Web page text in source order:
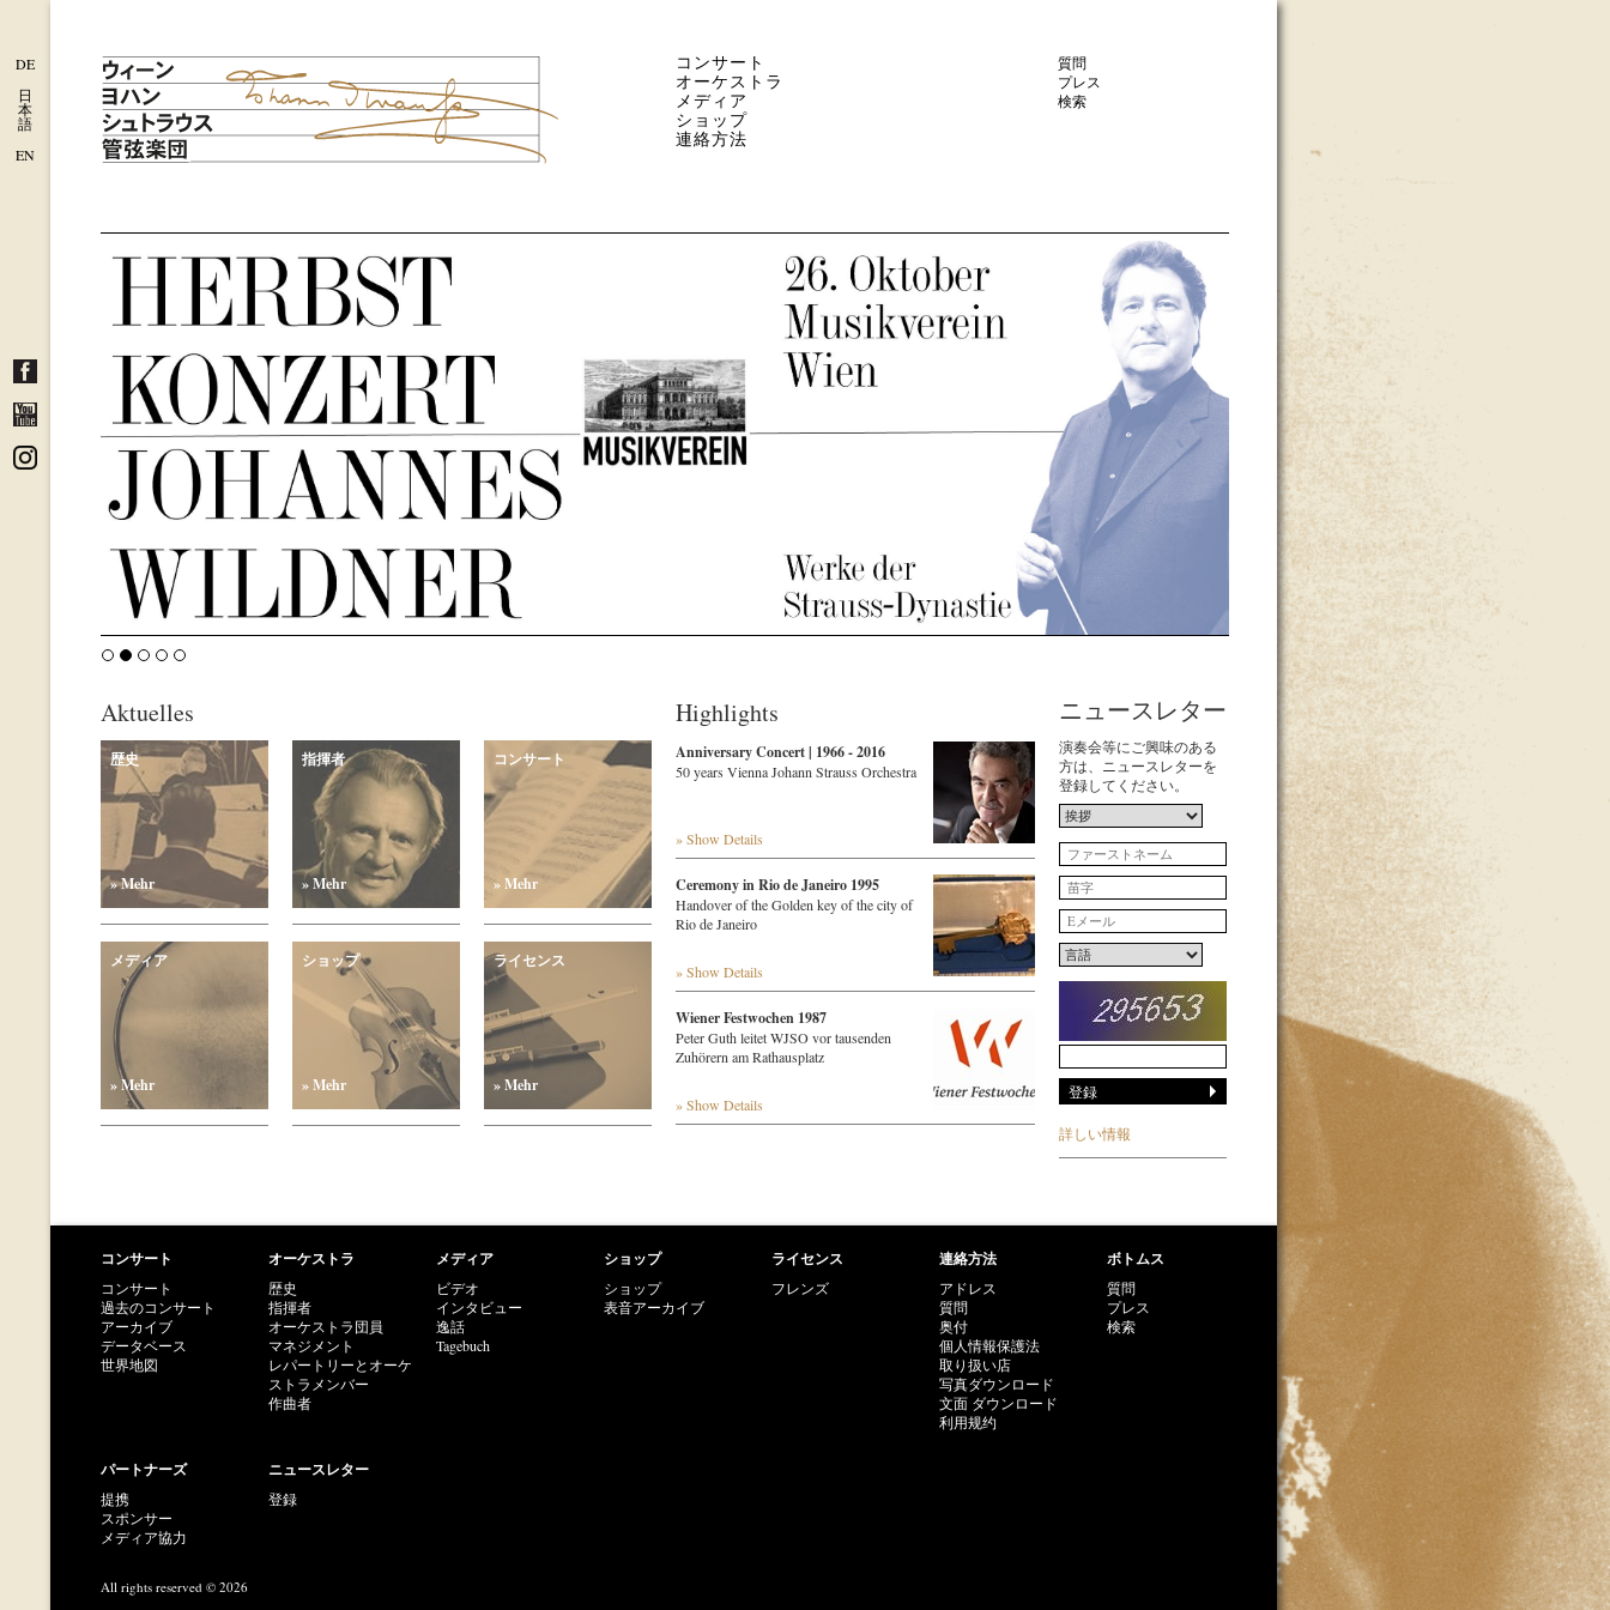
DE
日
本
語
EN
コンサート
オーケストラ
メディア
ショップ
連絡方法
質問
プレス
検索
Aktuelles
歴史
» Mehr
指揮者
» Mehr
コンサート
» Mehr
メディア
» Mehr
ショップ
» Mehr
ライセンス
» Mehr
Highlights
Anniversary Concert | 1966 - 2016
50 years Vienna Johann Strauss Orchestra
» Show Details
Ceremony in Rio de Janeiro 1995
Handover of the Golden key of the city of
Rio de Janeiro
» Show Details
Wiener Festwochen 1987
Peter Guth leitet WJSO vor tausenden
Zuhörern am Rathausplatz
» Show Details
ニュースレター
演奏会等にご興味のある
方は、ニュースレターを
登録してください。
詳しい情報
コンサート
コンサート
過去のコンサート
アーカイブ
データベース
世界地図
オーケストラ
歴史
指揮者
オーケストラ団員
マネジメント
レパートリーとオーケ
ストラメンバー
作曲者
メディア
ビデオ
インタビュー
逸話
Tagebuch
ショップ
ショップ
表音アーカイブ
ライセンス
フレンズ
連絡方法
アドレス
質問
奥付
個人情報保護法
取り扱い店
写真ダウンロード
文面 ダウンロード
利用规约
ボトムス
質問
プレス
検索
パートナーズ
提携
スポンサー
メディア協力
ニュースレター
登録
All rights reserved © 2026